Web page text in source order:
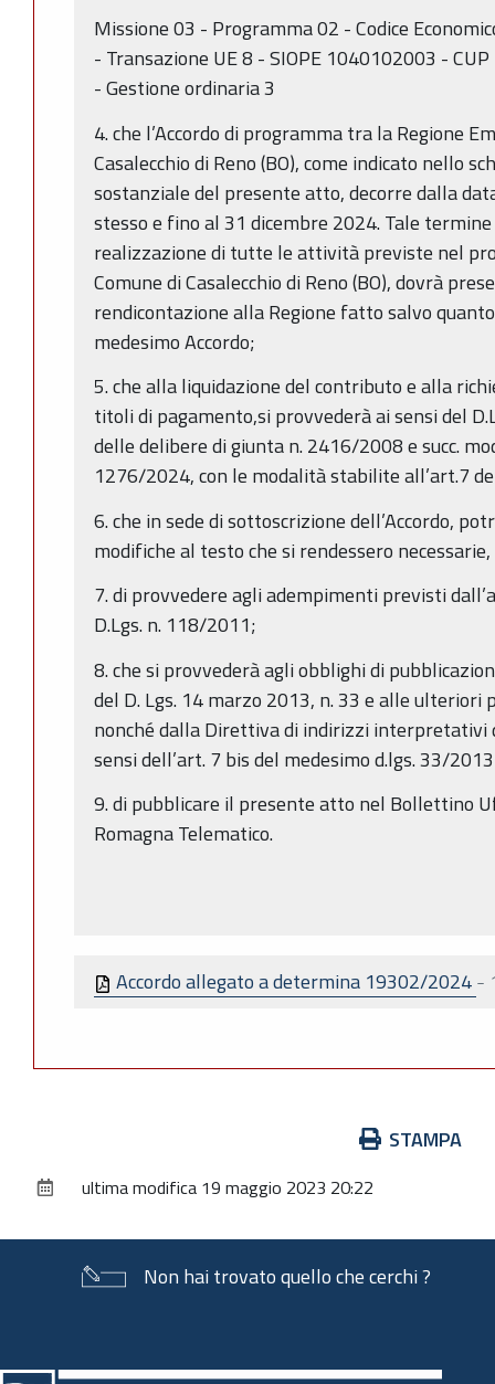
Missione 03 - Programma 02 - Codice
- Transazione UE 8 - SIOPE 1040102003 -
- Gestione ordinaria 3
4. che l’Accordo di programma tra la Regione
Casalecchio di Reno (BO), come indicato nello
sostanziale del presente atto, decorre dalla
stesso e fino al 31 dicembre 2024. Tale
realizzazione di tutte le attività previste nel
Comune di Casalecchio di Reno (BO), dovrà
rendicontazione alla Regione fatto salvo
medesimo Accordo;
5. che alla liquidazione del contributo e alla
titoli di pagamento,si provvederà ai sensi del
delle delibere di giunta n. 2416/2008 e succ.
1276/2024, con le modalità stabilite all’art.7
6. che in sede di sottoscrizione dell’Accordo,
modifiche al testo che si rendessero
7. di provvedere agli adempimenti previsti
D.Lgs. n. 118/2011;
8. che si provvederà agli obblighi di
del D. Lgs. 14 marzo 2013, n. 33 e alle ulteriori
nonché dalla Direttiva di indirizzi interpretativi
sensi dell’art. 7 bis del medesimo d.lgs. 33/2013
9. di pubblicare il presente atto nel Bollettino
Romagna Telematico.
Accordo allegato a determina 19302/2024-
documento
STAMPA
ultima modifica 19 maggio 2023 20:22
Non hai trovato quello che cerchi ?
di